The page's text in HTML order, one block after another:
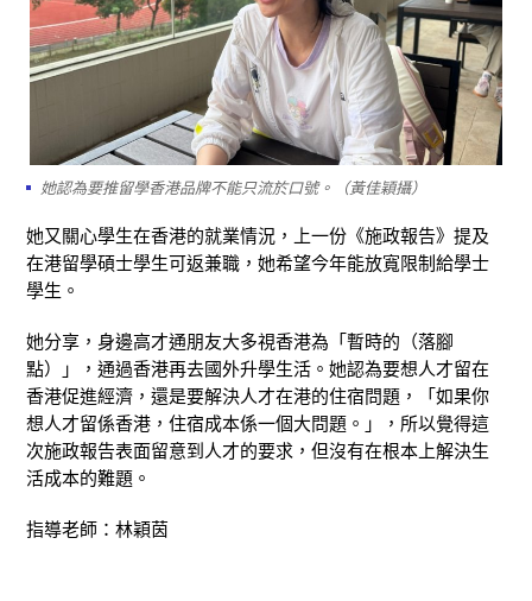
她認為要推留學香港品牌不能只流於口號。（黃佳穎攝）
她又關心學生在香港的就業情況，上一份《施政報告》提及
在港留學碩士學生可返兼職，她希望今年能放寬限制給學士
學生。
她分享，身邊高才通朋友大多視香港為「暫時的（落腳
點）」，通過香港再去國外升學生活。她認為要想人才留在
香港促進經濟，還是要解決人才在港的住宿問題，「如果你
想人才留係香港，住宿成本係一個大問題。」，所以覺得這
次施政報告表面留意到人才的要求，但沒有在根本上解決生
活成本的難題。
指導老師：林穎茵